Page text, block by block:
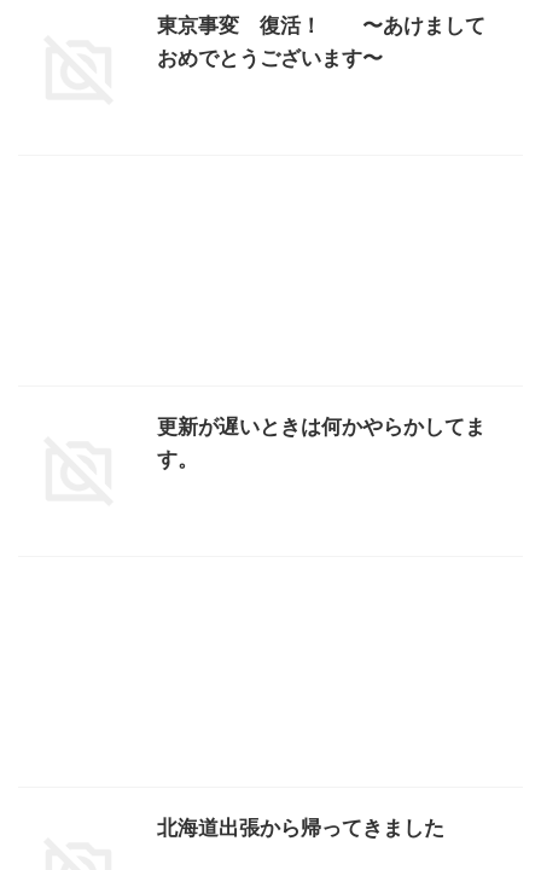
東京事変 復活！ 〜あけまして
おめでとうございます〜
更新が遅いときは何かやらかしてま
す。
北海道出張から帰ってきました